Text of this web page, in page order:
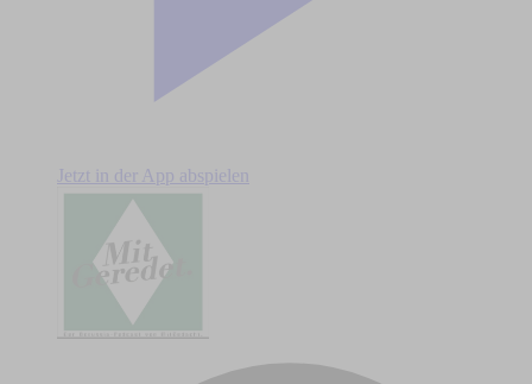
Jetzt in der App abspielen